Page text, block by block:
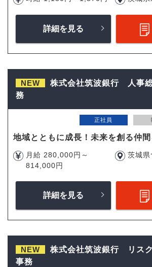
詳細を見る
NEW
株式会社筑波銀行 人事
務
正社員
地域とともに成長！未来を創る仲
月給 280,000円～
814,000円
茨城県
詳細を見る
NEW
株式会社筑波銀行 リス
事務